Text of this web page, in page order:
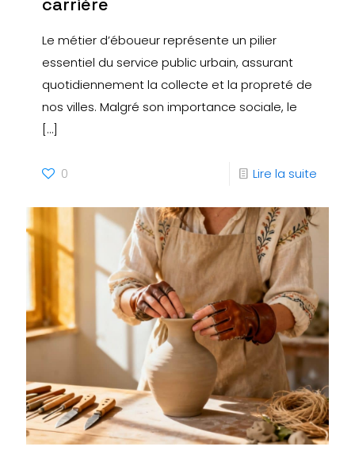
Le métier d’éboueur représente un pilier
essentiel du service public urbain, assurant
quotidiennement la collecte et la propreté de
nos villes. Malgré son importance sociale, le
[…]
0 Lire la suite